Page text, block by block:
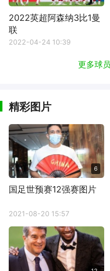
2022英超阿森纳3比1曼
联
2022-04-24 10:39
更多球
精彩图片
6
国足世预赛12强赛图片
2021-08-20 15:57